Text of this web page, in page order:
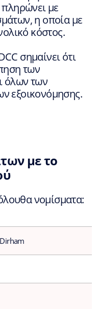
με
η οποία με
κόστος.
σημαίνει ότι
των
όλων των
εξοικονόμησης.
με το
νομίσματα: